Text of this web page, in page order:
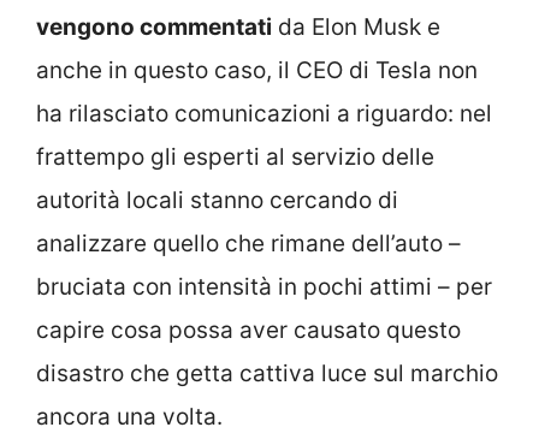
vengono commentati da Elon Musk e
anche in questo caso, il CEO di Tesla non
ha rilasciato comunicazioni a riguardo: nel
frattempo gli esperti al servizio delle
autorità locali stanno cercando di
analizzare quello che rimane dell’auto –
bruciata con intensità in pochi attimi – per
capire cosa possa aver causato questo
disastro che getta cattiva luce sul marchio
ancora una volta.